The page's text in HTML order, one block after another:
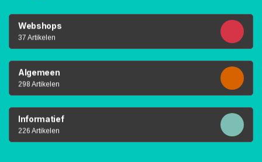
Webshops
37 Artikelen
Algemeen
298 Artikelen
Informatief
226 Artikelen